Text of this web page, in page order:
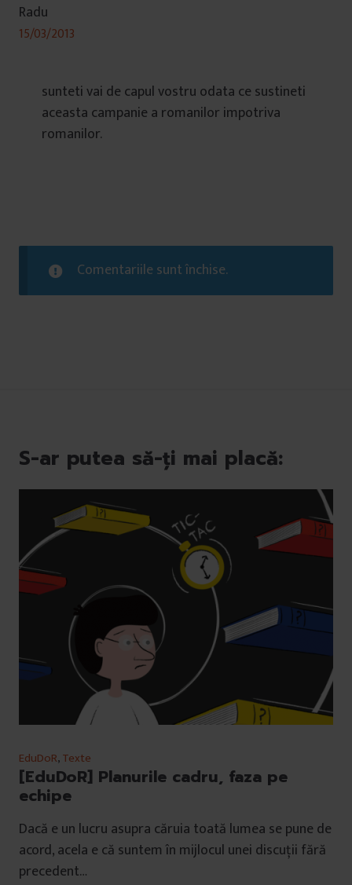
Radu
15/03/2013
sunteti vai de capul vostru odata ce sustineti
aceasta campanie a romanilor impotriva
romanilor.
Comentariile sunt închise.
S-ar putea să-ți mai placă:
EduDoR,Texte
[EduDoR] Planurile cadru, faza pe
echipe
Dacă e un lucru asupra căruia toată lumea se pune de
acord, acela e că suntem în mijlocul unei discuții fără
precedent…